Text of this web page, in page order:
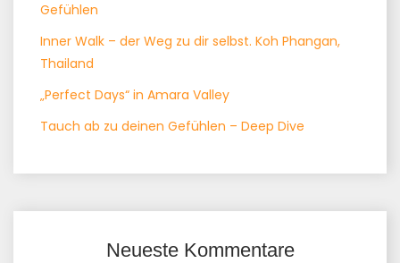
Gefühlen
Inner Walk – der Weg zu dir selbst. Koh Phangan,
Thailand
„Perfect Days“ in Amara Valley
Tauch ab zu deinen Gefühlen – Deep Dive
Neueste Kommentare